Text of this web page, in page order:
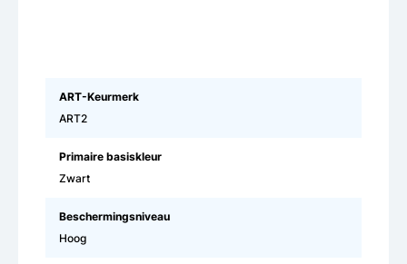
ART-Keurmerk
ART2
Primaire basiskleur
Zwart
Beschermingsniveau
Hoog